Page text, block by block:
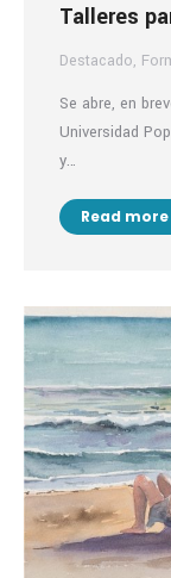
Talleres
Destacado,
Se abre, en
Universidad
y…
Read more